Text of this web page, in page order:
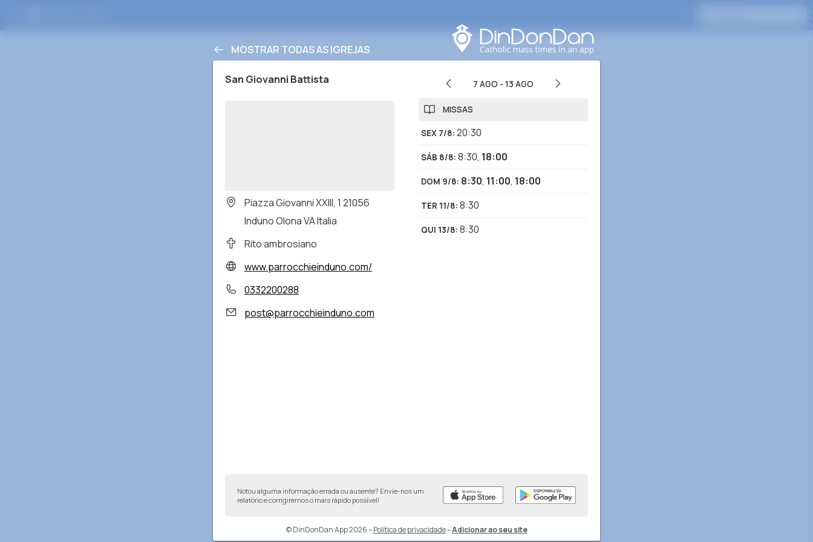
MOSTRAR TODAS AS IGREJAS
San Giovanni Battista
Piazza Giovanni XXIII, 1 21056
Induno Olona VA Italia
Rito ambrosiano
www.parrocchieinduno.com/
0332200288
post@parrocchieinduno.com
7 AGO - 13 AGO
MISSAS
SEX 7/8: 20:30
SÁB 8/8: 8:30, 18:00
DOM 9/8: 8:30, 11:00, 18:00
TER 11/8: 8:30
QUI 13/8: 8:30
Notou alguma informação errada ou ausente? Envie-nos um
relatório e corrigiremos o mais rápido possível!
© DinDonDan App 2026– Política de privacidade–Adicionar ao seu site